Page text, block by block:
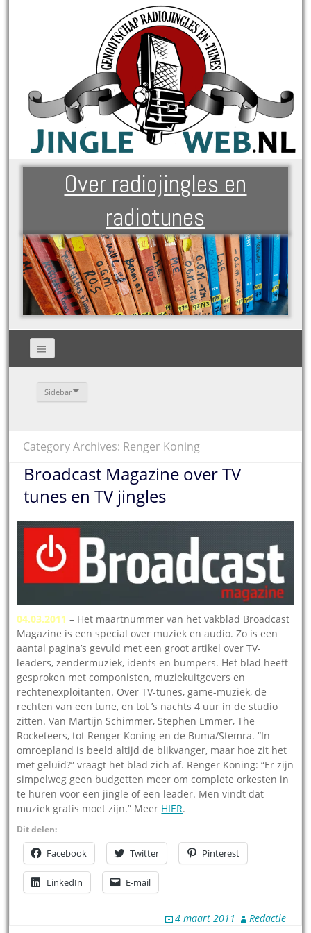
Over radiojingles en
radiotunes
Sidebar
Category Archives: Renger Koning
Broadcast Magazine over TV
tunes en TV jingles
04.03.2011 – Het maartnummer van het vakblad Broadcast
Magazine is een special over muziek en audio. Zo is een
aantal pagina’s gevuld met een groot artikel over TV-
leaders, zendermuziek, idents en bumpers. Het blad heeft
gesproken met componisten, muziekuitgevers en
rechtenexploitanten. Over TV-tunes, game-muziek, de
rechten van een tune, en tot ’s nachts 4 uur in de studio
zitten. Van Martijn Schimmer, Stephen Emmer, The
Rocketeers, tot Renger Koning en de Buma/Stemra. “In
omroepland is beeld altijd de blikvanger, maar hoe zit het
met geluid?” vraagt het blad zich af. Renger Koning: “Er zijn
simpelweg geen budgetten meer om complete orkesten in
te huren voor een jingle of een leader. Men vindt dat
muziek gratis moet zijn.” Meer HIER.
Dit delen:
Facebook Twitter Pinterest
LinkedIn E-mail
4 maart 2011 Redactie